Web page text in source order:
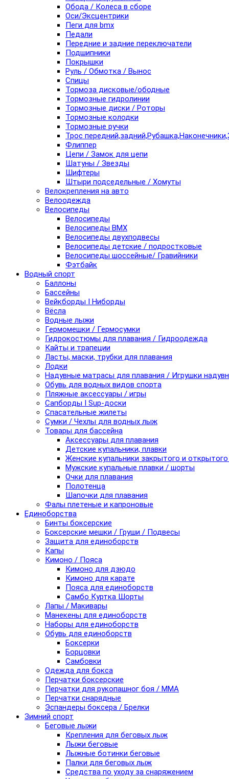
Обода / Колеса в сборе
Оси/Эксцентрики
Пеги для bmx
Педали
Передние и задние переключатели
Подшипники
Покрышки
Руль / Обмотка / Вынос
Спицы
Тормоза дисковые/ободные
Тормозные гидролинии
Тормозные диски / Роторы
Тормозные колодки
Тормозные ручки
Трос
Флиппер
Цепи / Замок для цепи
Шатуны / Звезды
Шифтеры
Штыри подседельные / Хомуты
Велокрепления на авто
Велоодежда
Велосипеды
Велосипеды
Велосипеды BMX
Велосипеды двухподвесы
Велосипеды детские / подростковые
Велосипеды шоссейные/ Гравийники
Фэтбайк
Водный спорт
Баллоны
Бассейны
Вейкборды I Ниборды
Вёсла
Водные лыжи
Гермомешки / Гермосумки
Гидрокостюмы для плавания / Гидроодежда
Кайты и трапеции
Ласты, маски, трубки для плавания
Лодки
Надувные матрасы для плавания / Игрушки
Обувь для водных видов спорта
Пляжные аксессуары / игры
Сапборды I Sup-доски
Спасательные жилеты
Сумки / Чехлы для водных лыж
Товары для бассейна
Аксессуары для плавания
Детские купальники, плавки
Женские купальники закрытого и
Мужские купальные плавки / шорты
Очки для плавания
Полотенца
Шапочки для плавания
Фалы плетеные и капроновые
Единоборства
Бинты боксерские
Боксерские мешки / Груши / Подвесы
Защита для единоборств
Капы
Кимоно / Пояса
Кимоно для дзюдо
Кимоно для карате
Пояса для единоборств
Самбо Куртка Шорты
Лапы / Макивары
Манекены для единоборств
Наборы для единоборств
Обувь для единоборств
Боксерки
Борцовки
Самбовки
Одежда для бокса
Перчатки боксерские
Перчатки для рукопашног боя / ММА
Перчатки снарядные
Эспандеры боксера / Брелки
Зимний спорт
Беговые лыжи
Крепления для беговых лыж
Лыжи беговые
Лыжные ботинки беговые
Палки для беговых лыж
Средства по уходу за снаряжением